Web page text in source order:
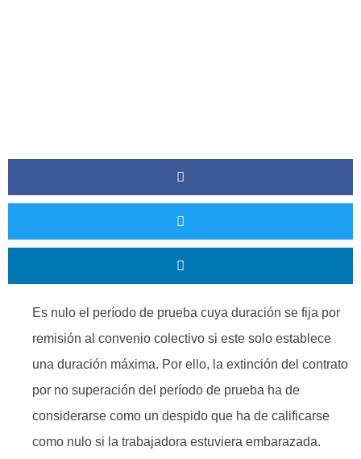
Es nulo el período de prueba cuya duración se fija por
remisión al convenio colectivo si este solo establece
una duración máxima. Por ello, la extinción del contrato
por no superación del período de prueba ha de
considerarse como un despido que ha de calificarse
como nulo si la trabajadora estuviera embarazada.